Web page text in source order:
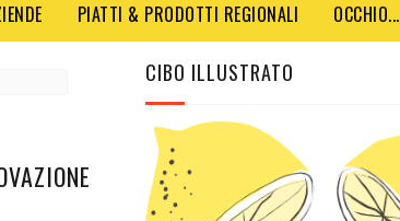
PIATTI & PRODOTTI REGIONALI OCCHIO...
CIBO ILLUSTRATO